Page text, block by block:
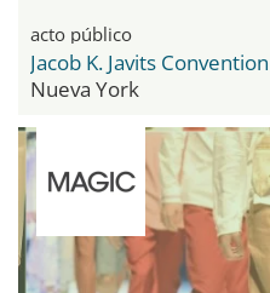
acto público
Jacob K. Javits
Nueva York